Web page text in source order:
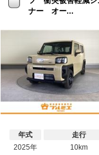
ナー オー...
年式
2025年
走行
10km